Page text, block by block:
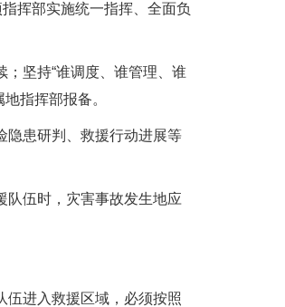
挥部实施统一指挥、全面负
坚持“谁调度、谁管理、谁
指挥部报备。
患研判、救援行动进展等
伍时，灾害事故发生地应
进入救援区域，必须按照